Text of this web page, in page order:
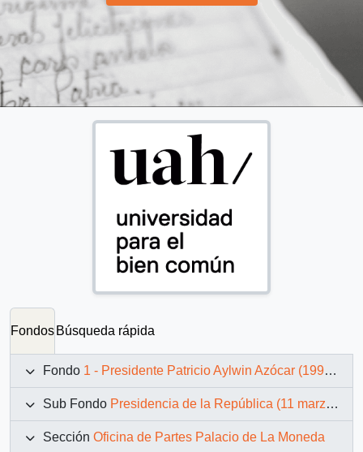
Fondos Búsqueda rápida
Fondo 1 - Presidente Patricio Aylwin Azócar (1990-1994)
Sub Fondo Presidencia de la República (11 marzo 1990 – 11 marzo 1994)
Sección Oficina de Partes Palacio de La Moneda